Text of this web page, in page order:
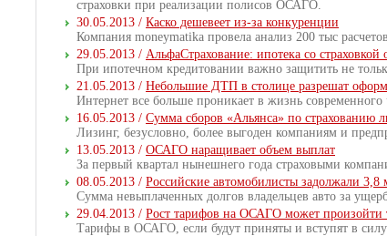
страховки при реализации полисов ОСАГО.
30.05.2013 / Каско дешевеет из-за конкуренции
Компания moneymatika провела анализ 200 тыс
29.05.2013 / АльфаСтрахование: ипотека со страховкой
При ипотечном кредитовании важно защитить не
21.05.2013 / Небольшие ДТП в столице разрешат
Интернет все больше проникает в жизнь
16.05.2013 / Сумма сборов «Альянса» по страхованию
Лизинг, безусловно, более выгоден компаниям и
13.05.2013 / ОСАГО наращивает объем выплат
За первый квартал нынешнего года страховыми
08.05.2013 / Российские автомобилисты задолжали
Сумма невыплаченных долгов владельцев авто за
29.04.2013 / Рост тарифов на ОСАГО может произойти
Тарифы в ОСАГО, если будут приняты и вступят в